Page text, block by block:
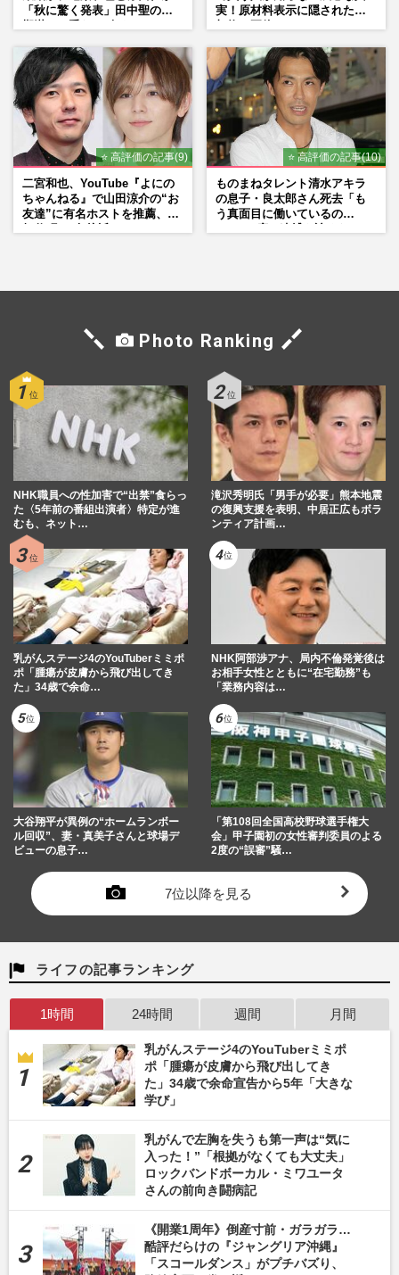
「秋に驚く発表」田中聖の刑
実！原材料表示に隠された添
⭐ 高評価の記事(9)
二宮和也、YouTube『よにの
ちゃんねる』で山田涼介の“お
友達”に有名ホストを推薦、歌
⭐ 高評価の記事(10)
ものまねタレント清水アキラ
の息子・良太郎さん死去「も
う真面目に働いているの
Photo Ranking
NHK職員への性加害で“出禁”食らっ
た〈5年前の番組出演者〉特定が進
むも、ネット…
滝沢秀明氏「男手が必要」熊本地震
の復興支援を表明、中居正広もボラ
ンティア計画…
乳がんステージ4のYouTuberミミポ
ポ「腫瘍が皮膚から飛び出してき
た」34歳で余命…
NHK阿部渉アナ、局内不倫発覚後は
お相手女性とともに“在宅勤務”も
「業務内容は…
大谷翔平が異例の“ホームランボー
ル回収”、妻・真美子さんと球場デ
ビューの息子…
「第108回全国高校野球選手権大
会」甲子園初の女性審判委員のよる
2度の“誤審”騒…
7位以降を見る
ライフの記事ランキング
1時間 24時間 週間 月間
乳がんステージ4のYouTuberミミポ
ポ「腫瘍が皮膚から飛び出してき
た」34歳で余命宣告から5年「大きな
学び」
乳がんで左胸を失うも第一声は“気に
入った！”「根拠がなくても大丈夫」
ロックバンドボーカル・ミワユータ
さんの前向き闘病記
《開業1周年》倒産寸前・ガラガラ…
酷評だらけの『ジャングリア沖縄』
「スコールダンス」がプチバズり、